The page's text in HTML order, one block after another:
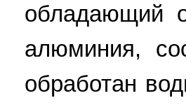
обладающий
алюминия,
обработан